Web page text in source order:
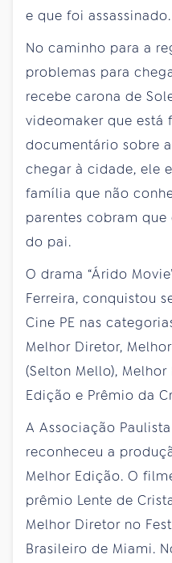
e que foi assassinado.
No caminho para a
problemas para
recebe carona de
videomaker que está
documentário sobre
chegar à cidade, ele
família que não
parentes cobram
do pai.
O drama “Árido
Ferreira, conquistou
Cine PE nas
Melhor Diretor,
(Selton Mello),
Edição e Prêmio da
A Associação
reconheceu a
Melhor Edição. O
prêmio Lente de
Melhor Diretor no
Brasileiro de Miami.